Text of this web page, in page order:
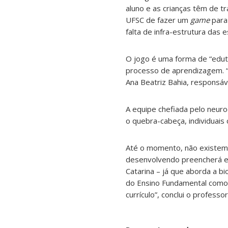
aluno e as crianças têm de
UFSC de fazer um gamepara
falta de infra-estrutura das
O jogo é uma forma de
processo de aprendizagem.
Ana Beatriz Bahia,
A equipe chefiada pelo
o quebra-cabeça,
Até o momento, não
desenvolvendo preencherá
Catarina – já que aborda a
do Ensino Fundamental
currículo”, conclui o